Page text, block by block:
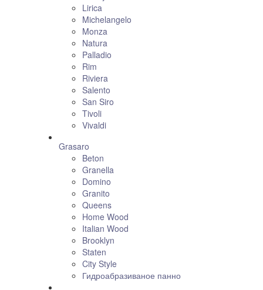
Lirica
Michelangelo
Monza
Natura
Palladio
Rim
Riviera
Salento
San Siro
Tivoli
Vivaldi
Grasaro
Beton
Granella
Domino
Granito
Queens
Home Wood
Italian Wood
Brooklyn
Staten
City Style
Гидроабразиваное панно